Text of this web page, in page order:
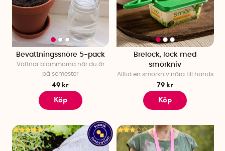
Bevattningssnöre 5-pack
Vattnar blommorna när du är
på semester
49 kr
Köp
Brelock, lock med
smörkniv
Alltid en smörkniv nära till hands
79 kr
Köp